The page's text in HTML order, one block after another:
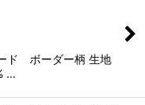
ド ボーダー柄 生地
…